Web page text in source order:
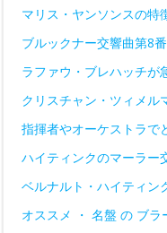
マリス・ヤンソンスの特
ブルックナー交響曲第8
ラファウ・ブレハッチが
クリスチャン・ツィメル
指揮者やオーケストラで
ハイティンクのマーラー
ベルナルト・ハイティン
オススメ ・ 名盤 の ブラ